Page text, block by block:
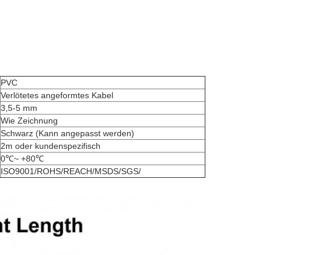
PVC
Verlötetes angeformtes Kabel
3,5-5 mm
Wie Zeichnung
Schwarz (Kann angepasst werden)
2m oder kundenspezifisch
0℃~ +80℃
ISO9001/ROHS/REACH/MSDS/SGS/